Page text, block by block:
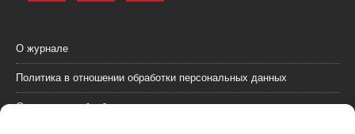
О журнале
Политика в отношении обработки персональных данных
Согласие на обработку персональных данных